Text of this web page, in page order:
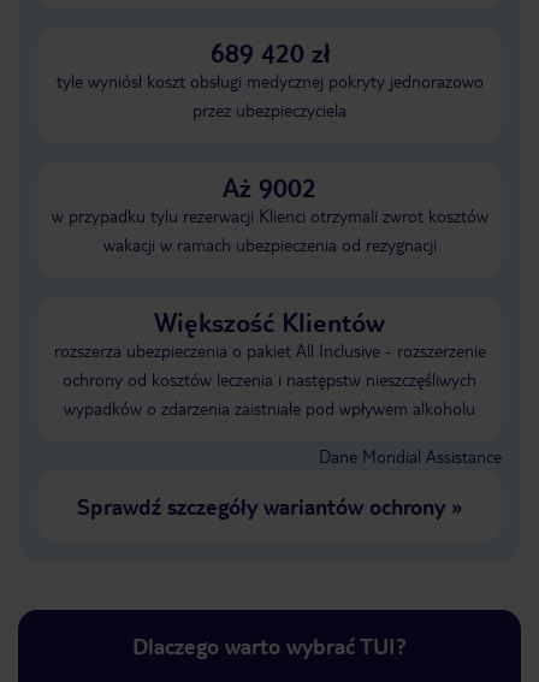
689 420 zł
tyle wyniósł koszt obsługi medycznej pokryty jednorazowo
przez ubezpieczyciela
Aż 9002
w przypadku tylu rezerwacji Klienci otrzymali zwrot kosztów
wakacji w ramach ubezpieczenia od rezygnacji
Większość Klientów
rozszerza ubezpieczenia o pakiet All Inclusive - rozszerzenie
ochrony od kosztów leczenia i następstw nieszczęśliwych
wypadków o zdarzenia zaistniałe pod wpływem alkoholu
Dane Mondial Assistance
Sprawdź szczegóły wariantów ochrony»
Dlaczego warto wybrać TUI?